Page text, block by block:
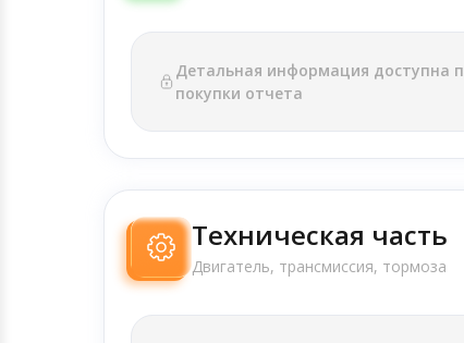
Детальная информация доступна
покупки отчета
Техническая часть
Двигатель, трансмиссия, тормоза